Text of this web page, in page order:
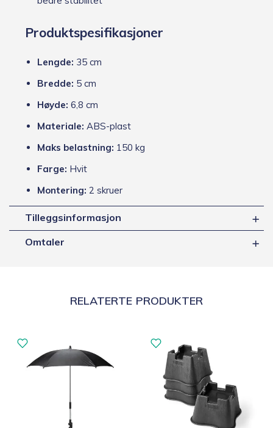
Produktspesifikasjoner
Lengde: 35 cm
Bredde: 5 cm
Høyde: 6,8 cm
Materiale: ABS-plast
Maks belastning: 150 kg
Farge: Hvit
Montering: 2 skruer
Tilleggsinformasjon
Omtaler
RELATERTE PRODUKTER